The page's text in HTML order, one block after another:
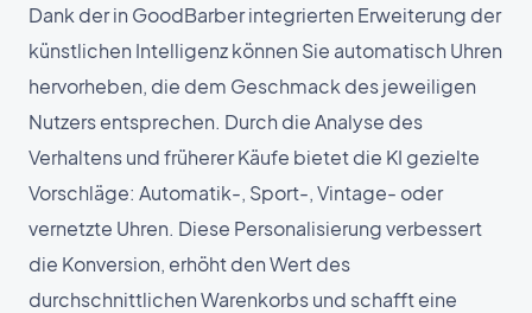
Dank der in GoodBarber integrierten Erweiterung der
künstlichen Intelligenz können Sie automatisch Uhren
hervorheben, die dem Geschmack des jeweiligen
Nutzers entsprechen. Durch die Analyse des
Verhaltens und früherer Käufe bietet die KI gezielte
Vorschläge: Automatik-, Sport-, Vintage- oder
vernetzte Uhren. Diese Personalisierung verbessert
die Konversion, erhöht den Wert des
durchschnittlichen Warenkorbs und schafft eine